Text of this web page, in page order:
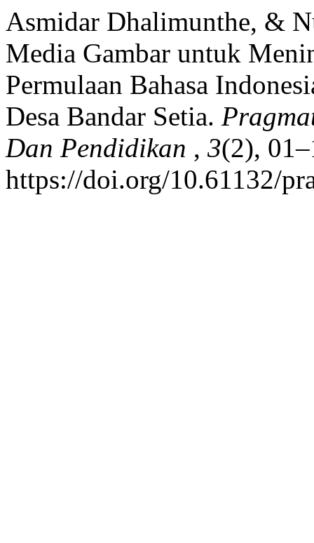
Asmidar Dhalimunthe, &
Media Gambar untuk
Permulaan Bahasa
Desa Bandar Setia.
Dan Pendidikan , 3(2),
https://doi.org/10.61132/